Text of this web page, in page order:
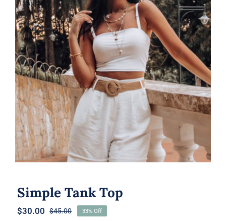
Simple Tank Top
Rated5.00
out of 5
Simple Tank Top
$45.00Original
$30.00
Current
33% Off